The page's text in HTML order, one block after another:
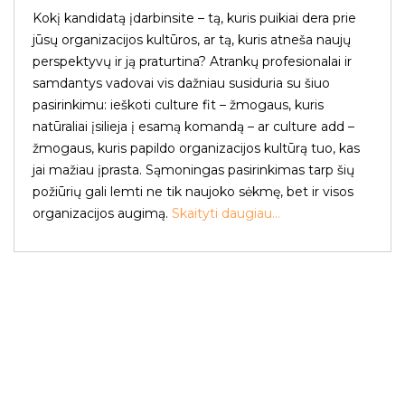
Kokį kandidatą įdarbinsite – tą, kuris puikiai dera prie
jūsų organizacijos kultūros, ar tą, kuris atneša naujų
perspektyvų ir ją praturtina? Atrankų profesionalai ir
samdantys vadovai vis dažniau susiduria su šiuo
pasirinkimu: ieškoti culture fit – žmogaus, kuris
natūraliai įsilieja į esamą komandą – ar culture add –
žmogaus, kuris papildo organizacijos kultūrą tuo, kas
jai mažiau įprasta. Sąmoningas pasirinkimas tarp šių
požiūrių gali lemti ne tik naujoko sėkmę, bet ir visos
organizacijos augimą. Skaityti daugiau...